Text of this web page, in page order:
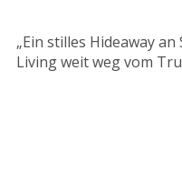
„Ein stilles Hideaway
Living weit weg vom